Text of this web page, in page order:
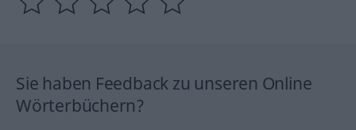
Sie haben Feedback zu unseren Online
Wörterbüchern?